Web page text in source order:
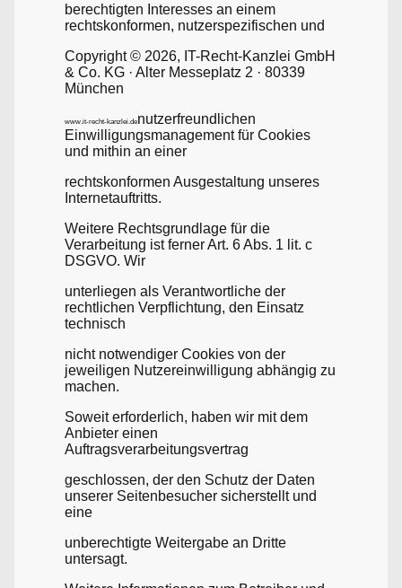
berechtigten Interesses an einem
rechtskonformen, nutzerspezifischen und
Copyright © 2026, IT-Recht-Kanzlei GmbH
& Co. KG · Alter Messeplatz 2 · 80339
München
www.it-recht-kanzlei.denutzerfreundlichen
Einwilligungsmanagement für Cookies
und mithin an einer
rechtskonformen Ausgestaltung unseres
Internetauftritts.
Weitere Rechtsgrundlage für die
Verarbeitung ist ferner Art. 6 Abs. 1 lit. c
DSGVO. Wir
unterliegen als Verantwortliche der
rechtlichen Verpflichtung, den Einsatz
technisch
nicht notwendiger Cookies von der
jeweiligen Nutzereinwilligung abhängig zu
machen.
Soweit erforderlich, haben wir mit dem
Anbieter einen
Auftragsverarbeitungsvertrag
geschlossen, der den Schutz der Daten
unserer Seitenbesucher sicherstellt und
eine
unberechtigte Weitergabe an Dritte
untersagt.